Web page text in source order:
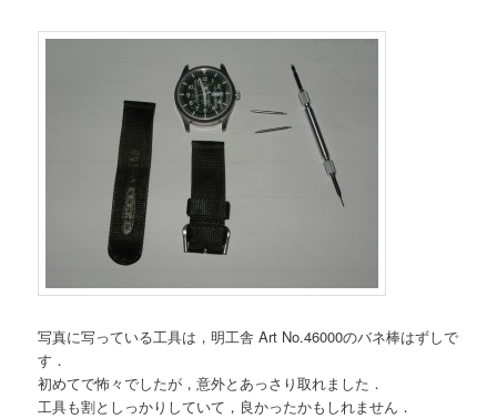
写真に写っている工具は，明工舎 Art No.46000のバネ棒はずしで
す．
初めてで怖々でしたが，意外とあっさり取れました．
工具も割としっかりしていて，良かったかもしれません．